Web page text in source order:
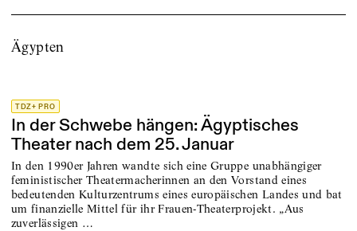
Ägypten
TDZ+ PRO
In der Schwebe hängen: Ägyptisches
Theater nach dem 25. Januar
In den 1990er Jahren wandte sich eine Gruppe unabhängiger
feministischer Theatermacherinnen an den Vorstand eines
bedeutenden Kulturzentrums eines europäischen Landes und bat
um finanzielle Mittel für ihr Frauen-Theaterprojekt. „Aus
zuverlässigen …